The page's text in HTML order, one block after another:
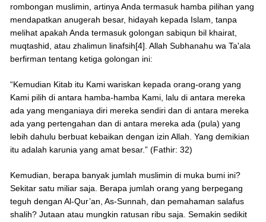
rombongan muslimin, artinya Anda termasuk hamba pilihan yang
mendapatkan anugerah besar, hidayah kepada Islam, tanpa
melihat apakah Anda termasuk golongan sabiqun bil khairat,
muqtashid, atau zhalimun linafsih[4]. Allah Subhanahu wa Ta'ala
berfirman tentang ketiga golongan ini:
“Kemudian Kitab itu Kami wariskan kepada orang-orang yang
Kami pilih di antara hamba-hamba Kami, lalu di antara mereka
ada yang menganiaya diri mereka sendiri dan di antara mereka
ada yang pertengahan dan di antara mereka ada (pula) yang
lebih dahulu berbuat kebaikan dengan izin Allah. Yang demikian
itu adalah karunia yang amat besar.” (Fathir: 32)
Kemudian, berapa banyak jumlah muslimin di muka bumi ini?
Sekitar satu miliar saja. Berapa jumlah orang yang berpegang
teguh dengan Al-Qur’an, As-Sunnah, dan pemahaman salafus
shalih? Jutaan atau mungkin ratusan ribu saja. Semakin sedikit